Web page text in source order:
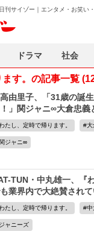
日刊サイゾー｜エンタメ・お笑い
す。の記事一覧
由里子、「31歳の誕
」関ジャニ∞大倉忠義
たし、定時で帰ります。 大
関ジャニ∞
TUN・中丸雄一、『
業界内で大絶賛され
たし、定時で帰ります。 中
ジャニーズ
ドラマ 社会